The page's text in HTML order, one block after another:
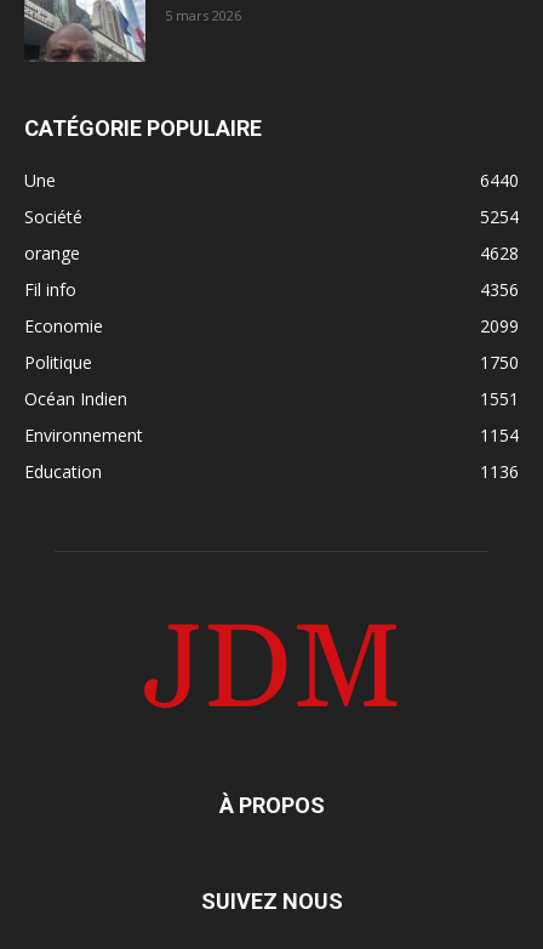
5 mars 2026
CATÉGORIE POPULAIRE
Une
6440
Société
5254
orange
4628
Fil info
4356
Economie
2099
Politique
1750
Océan Indien
1551
Environnement
1154
Education
1136
À PROPOS
SUIVEZ NOUS